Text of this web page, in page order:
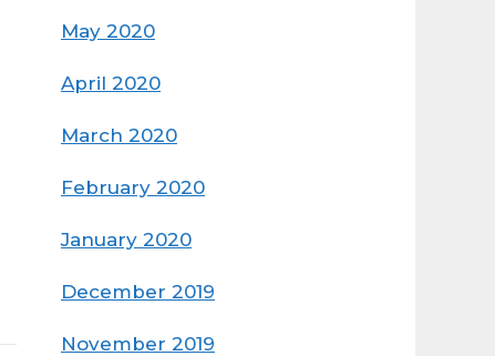
May 2020
April 2020
March 2020
February 2020
January 2020
December 2019
November 2019